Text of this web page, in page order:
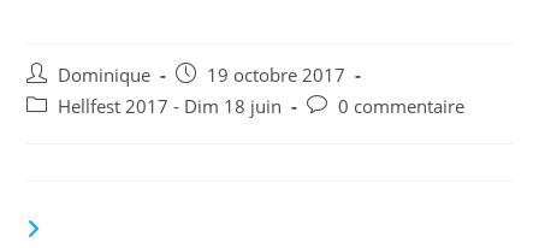
Auteur/autrice
de
Dominique
Publication
publiée :
19 octobre 2017
PostHellfest 2017 - Dim 18 juin
Commentaires
0 commentaire